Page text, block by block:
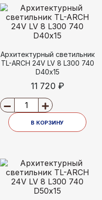
Архитектурный светильник
TL-ARCH 24V LV 8 L300 740
D40х15
11 720 ₽
В КОРЗИНУ